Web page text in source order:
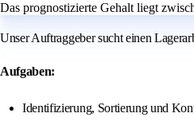
Das prognostizierte Gehalt liegt
Unser Auftraggeber sucht einen
Aufgaben:
Identifizierung, Sortierung und